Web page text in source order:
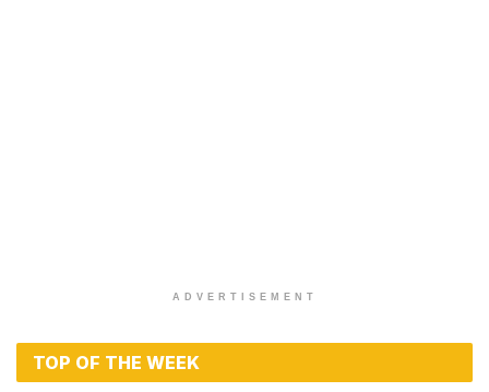
ADVERTISEMENT
TOP OF THE WEEK